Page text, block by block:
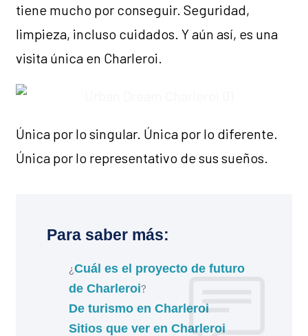
tiene mucho por conseguir. Seguridad,
limpieza, incluso cuidados. Y aún así, es una
visita única en Charleroi.
Única por lo singular. Única por lo diferente.
Única por lo representativo de sus sueños.
Para saber más:
¿Cuál es el proyecto de futuro
de Charleroi?
De turismo en Charleroi
Sitios que ver en Charleroi